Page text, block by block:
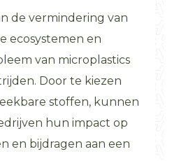
de vermindering van
ecosystemen en
van microplastics
Door te kiezen
stoffen, kunnen
hun impact op
en bijdragen aan een